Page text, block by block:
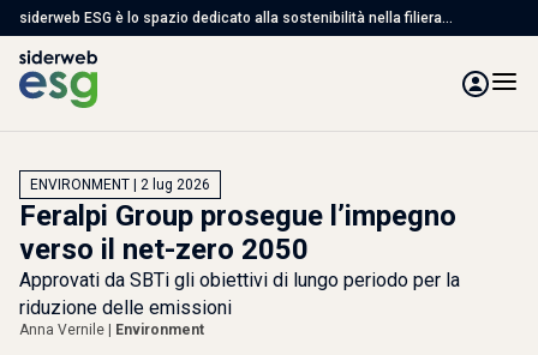
siderweb ESG è lo spazio dedicato alla sostenibilità nella filiera
dell'acciaio, con articoli, studi e servizi per affrontare le sfide ambientali,
sociali e di governance
ENVIRONMENT | 2 lug 2026
Feralpi Group prosegue l’impegno
verso il net-zero 2050
Approvati da SBTi gli obiettivi di lungo periodo per la
riduzione delle emissioni
Anna Vernile | Environment